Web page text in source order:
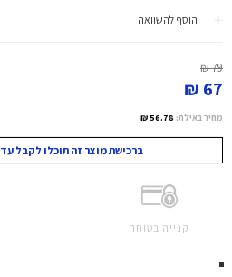
הוסף להשוואה
79 ₪
67 ₪
מחיר באילת: 56.78 ₪
ברכישת מוצר זה תוכלו לקבל עד 67 נקודות מועדון!
קנייה בטוחה